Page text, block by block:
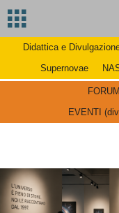
Didattica e
Supernovae
FORUM
EVENTI